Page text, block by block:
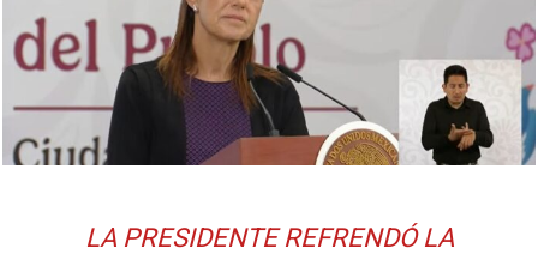
LA PRESIDENTE REFRENDÓ LA